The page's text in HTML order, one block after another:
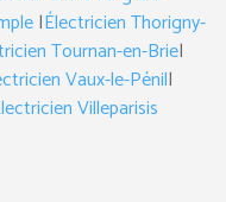
|Électricien Thorigny-
Tournan-en-Brie|
Vaux-le-Pénil|
Villeparisis